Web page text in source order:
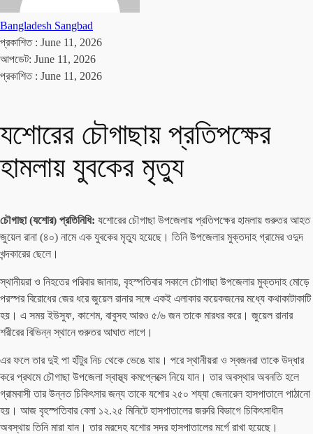
Bangladesh Sangbad
প্রকাশিত : June 11, 2026
আপডেট: June 11, 2026
প্রকাশিত : June 11, 2026
যশোরের চৌগাছায় প্রতিপক্ষের
হামলায় যুবকের মৃত্যু
চৌগাছা (যশোর) প্রতিনিধি: যশোরের চৌগাছা উপজেলায় প্রতিপক্ষের হামলায় গুরুতর আহত
জুয়েল রানা (৪০) নামে এক যুবকের মৃত্যু হয়েছে। তিনি উপজেলার মুক্তদাহ গ্রামের ওদুদ
খন্দকারের ছেলে।
স্থানীয়রা ও নিহতের পরিবার জানায়, বৃহস্পতিবার সকালে চৌগাছা উপজেলার মুক্তদাহ মোড়ে
পরস্পর বিরোধের জের ধরে জুয়েল রানার সঙ্গে একই এলাকার কয়েকজনের মধ্যে কথাকাটাকাটি
হয়। এ সময় ইউসুফ, কাশেম, বাবুসহ আরও ৫/৬ জন তাকে মারধর করে। জুয়েল রানার
শরীরের বিভিন্ন স্থানে গুরুতর আঘাত লাগে।
এর ফলে তার দুই পা হাঁটুর নিচ থেকে ভেঙে যায়। পরে স্থানীয়রা ও স্বজনরা তাকে উদ্ধার
করে প্রথমে চৌগাছা উপজেলা স্বাস্থ্য কমপ্লেক্সে নিয়ে যান। তার অবস্থার অবনতি হলে
গ্রামবাসী তার উন্নত চিকিৎসার জন্য তাকে যশোর ২৫০ শয্যা জেনারেল হাসপাতালে পাঠানো
হয়। আজ বৃহস্পতিবার বেলা ১২.২৫ মিনিটে হাসপাতালের জরুরি বিভাগে চিকিৎসাধীন
অবস্থায় তিনি মারা যান। তার মরদেহ যশোর সদর হাসপাতালের মর্গে রাখা হয়েছে।